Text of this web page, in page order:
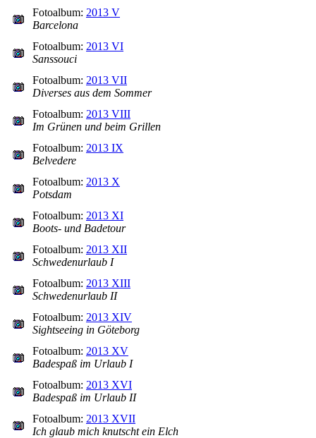
Fotoalbum: 2013 V
Barcelona
Fotoalbum: 2013 VI
Sanssouci
Fotoalbum: 2013 VII
Diverses aus dem Sommer
Fotoalbum: 2013 VIII
Im Grünen und beim Grillen
Fotoalbum: 2013 IX
Belvedere
Fotoalbum: 2013 X
Potsdam
Fotoalbum: 2013 XI
Boots- und Badetour
Fotoalbum: 2013 XII
Schwedenurlaub I
Fotoalbum: 2013 XIII
Schwedenurlaub II
Fotoalbum: 2013 XIV
Sightseeing in Göteborg
Fotoalbum: 2013 XV
Badespaß im Urlaub I
Fotoalbum: 2013 XVI
Badespaß im Urlaub II
Fotoalbum: 2013 XVII
Ich glaub mich knutscht ein Elch